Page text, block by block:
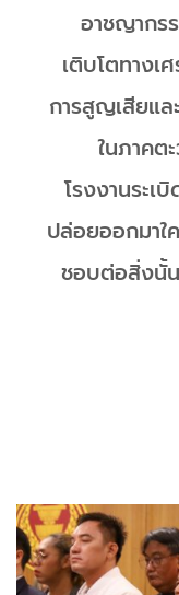
อาชญากร
เติบโตทางเ
การสูญเสียแล
ในภาคต
โรงงานระเ
ปล่อยออกมาใ
ชอบต่อสิ่งนั้